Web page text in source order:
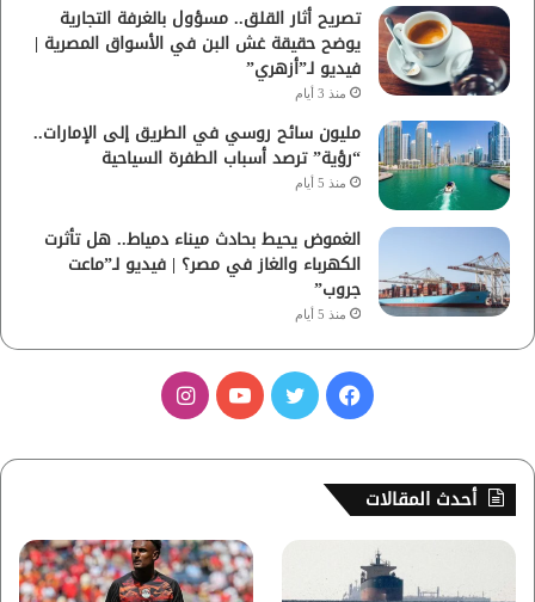
تصريح أثار القلق.. مسؤول بالغرفة التجارية
يوضح حقيقة غش البن في الأسواق المصرية |
فيديو لـ”أزهري”
منذ 3 أيام
مليون سائح روسي في الطريق إلى الإمارات..
“رؤية” ترصد أسباب الطفرة السياحية
منذ 5 أيام
الغموض يحيط بحادث ميناء دمياط.. هل تأثرت
الكهرباء والغاز في مصر؟ | فيديو لـ”ماعت
جروب”
منذ 5 أيام
س
ب
ي
و
ت
ق
أحدث المقالات